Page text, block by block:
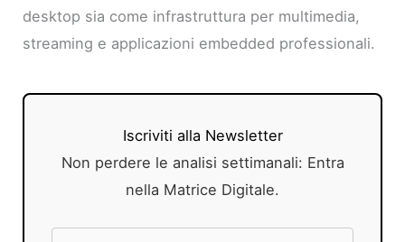
desktop sia come infrastruttura per multimedia,
streaming e applicazioni embedded professionali.
Iscriviti alla Newsletter
Non perdere le analisi settimanali: Entra
nella Matrice Digitale.